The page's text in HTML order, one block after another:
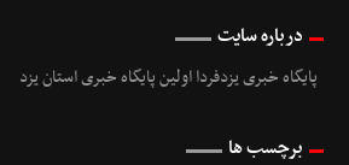
درباره سایت
پایگاه خبری یزدفردا اولین پایگاه خبری استان یزد
برچسب ها